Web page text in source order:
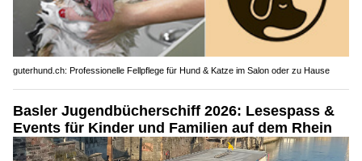
guterhund.ch: Professionelle Fellpflege für Hund & Katze im Salon oder zu Hause
Basler Jugendbücherschiff 2026: Lesespass &
Events für Kinder und Familien auf dem Rhein